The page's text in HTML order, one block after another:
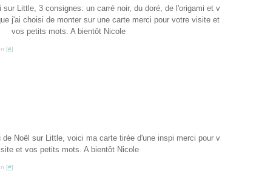
sur Little, 3 consignes: un carré noir, du doré, de l'origami et v
j'ai choisi de monter sur une carte merci pour votre visite et
vos petits mots. A bientôt Nicole
[#]
de Noël sur Little, voici ma carte tirée d'une inspi merci pour v
et vos petits mots. A bientôt Nicole
[#]